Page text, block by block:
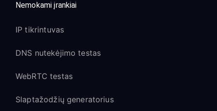
Nemokami įrankiai
IP tikrintuvas
DNS nutekėjimo testas
WebRTC testas
Slaptažodžių generatorius